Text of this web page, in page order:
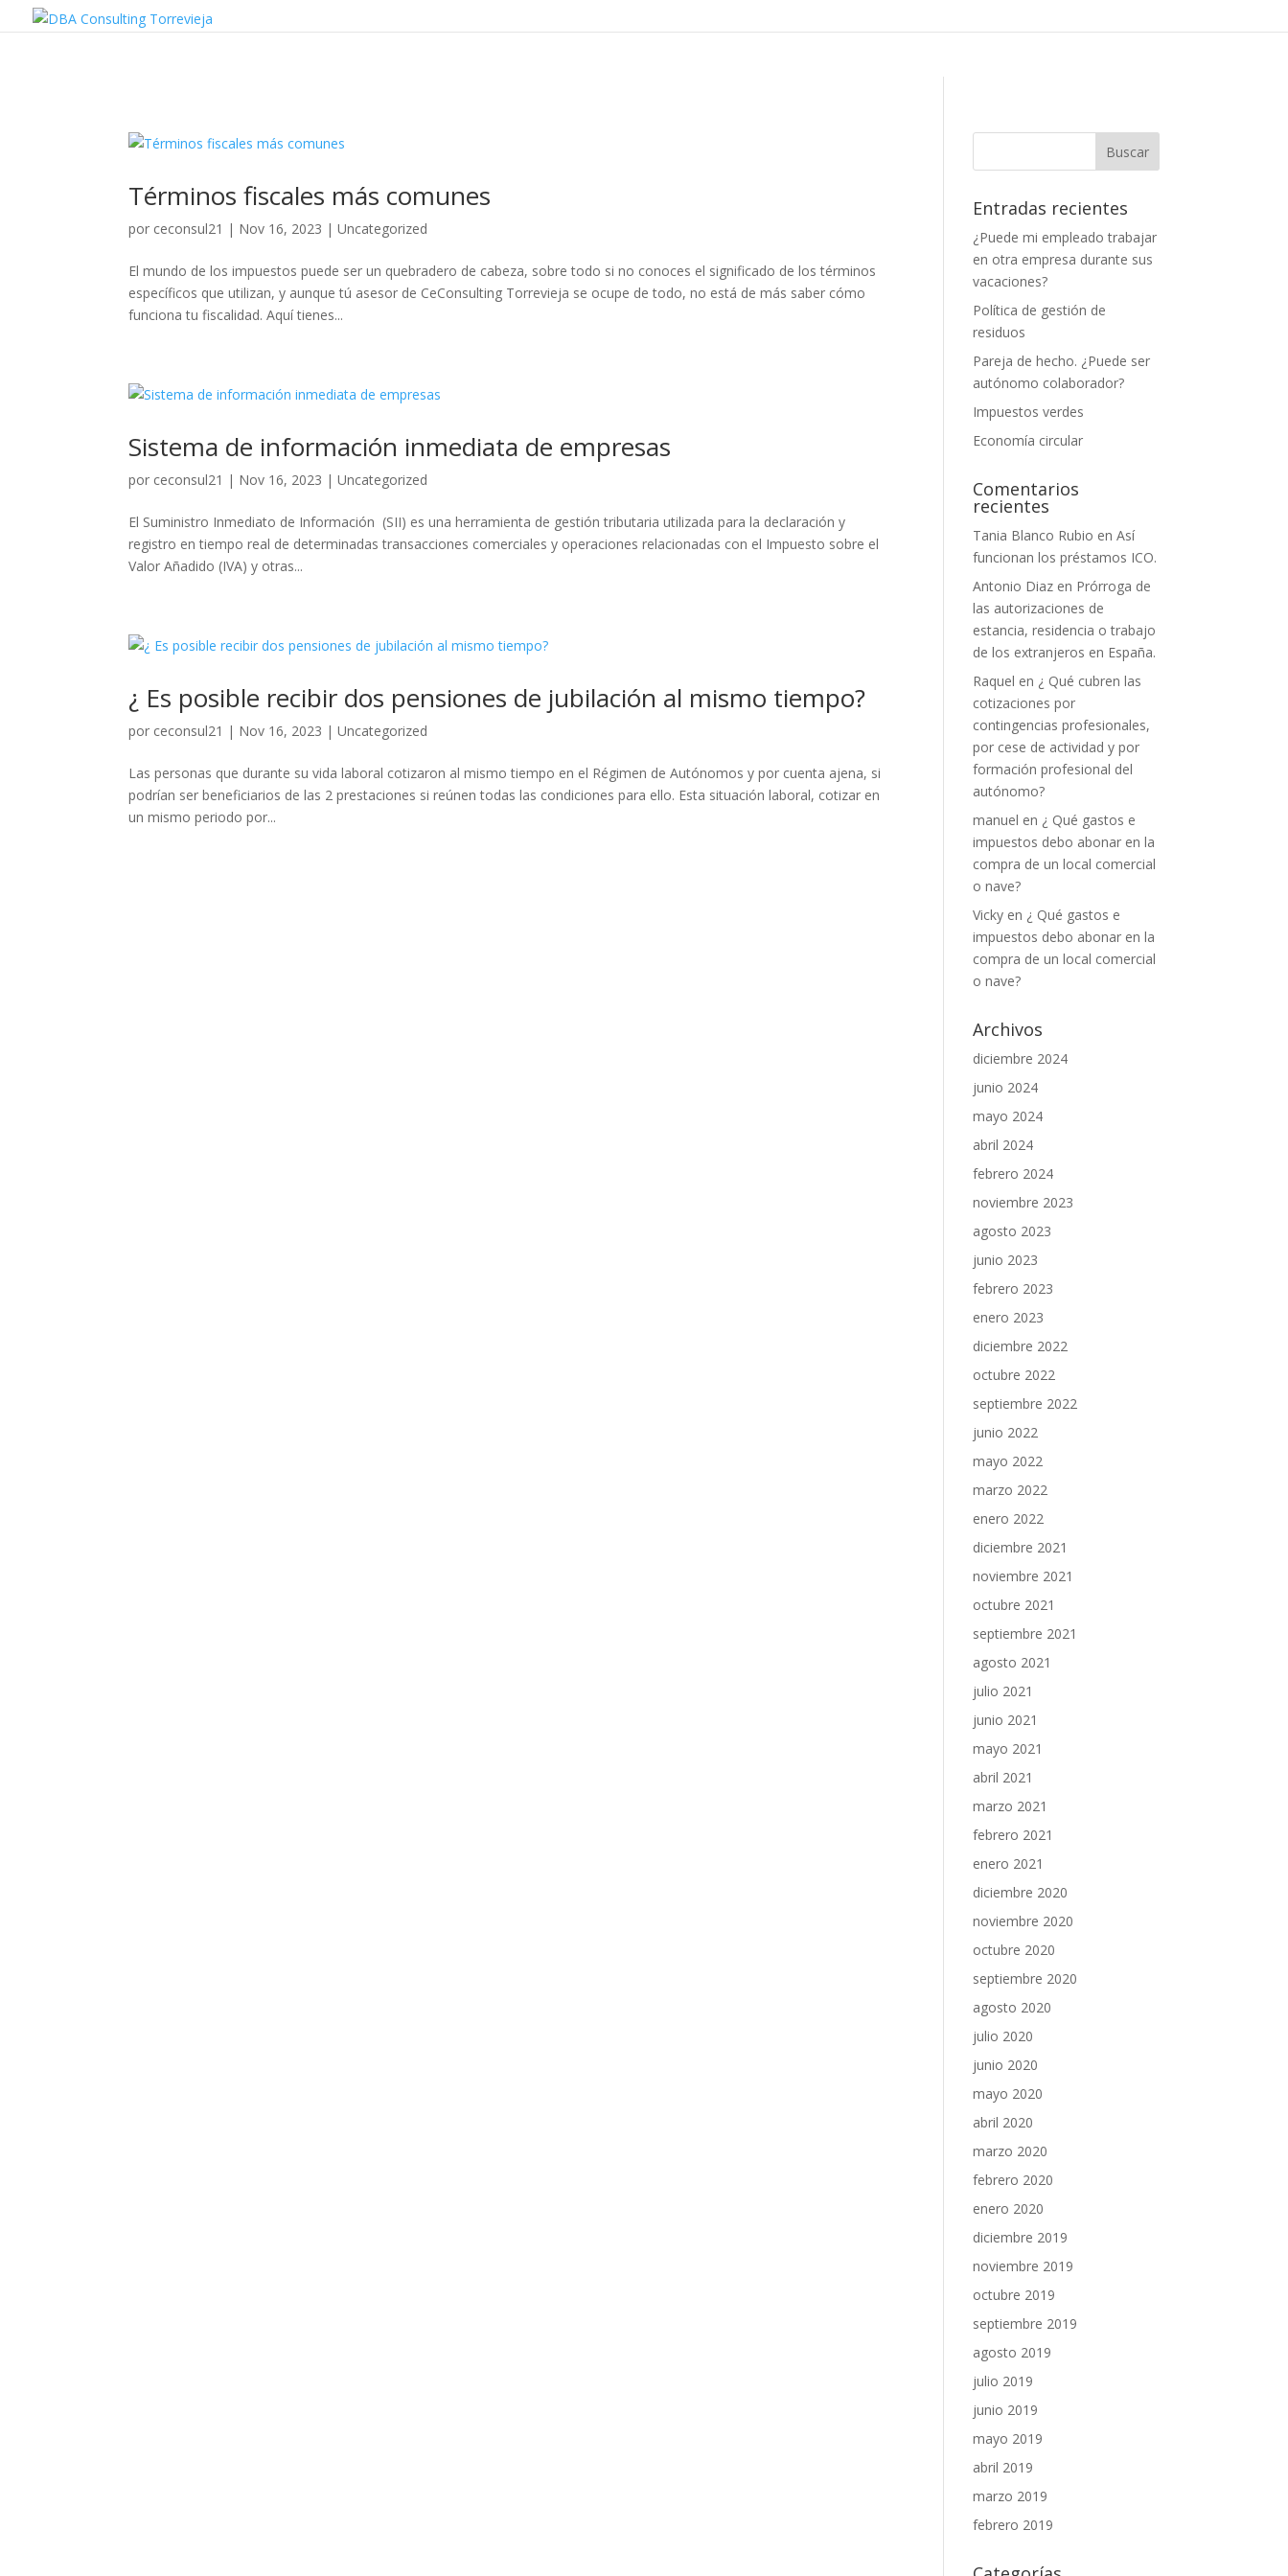
Términos fiscales más comunes
por ceconsul21 | Nov 16, 2023 |Uncategorized
El mundo de los impuestos puede ser un quebradero de cabeza, sobre todo si no conoces el significado de los términos
específicos que utilizan, y aunque tú asesor de CeConsulting Torrevieja se ocupe de todo, no está de más saber cómo
funciona tu fiscalidad. Aquí tienes...
Sistema de información inmediata de empresas
por ceconsul21 | Nov 16, 2023 |Uncategorized
El Suministro Inmediato de Información (SII) es una herramienta de gestión tributaria utilizada para la declaración y
registro en tiempo real de determinadas transacciones comerciales y operaciones relacionadas con el Impuesto sobre el
Valor Añadido (IVA) y otras...
¿ Es posible recibir dos pensiones de jubilación al mismo tiempo?
por ceconsul21 | Nov 16, 2023 |Uncategorized
Las personas que durante su vida laboral cotizaron al mismo tiempo en el Régimen de Autónomos y por cuenta ajena, si
podrían ser beneficiarios de las 2 prestaciones si reúnen todas las condiciones para ello. Esta situación laboral, cotizar en
un mismo periodo por...
Entradas recientes
¿Puede mi empleado trabajar
en otra empresa durante sus
vacaciones?
Política de gestión de
residuos
Pareja de hecho. ¿Puede ser
autónomo colaborador?
Impuestos verdes
Economía circular
Comentarios
recientes
Tania Blanco Rubio enAsí
funcionan los préstamos ICO.
Antonio Diaz en Prórroga de
las autorizaciones de
estancia, residencia o trabajo
de los extranjeros en España.
Raquel en ¿ Qué cubren las
cotizaciones por
contingencias profesionales,
por cese de actividad y por
formación profesional del
autónomo?
manuel en ¿ Qué gastos e
impuestos debo abonar en la
compra de un local comercial
o nave?
Vicky en ¿ Qué gastos e
impuestos debo abonar en la
compra de un local comercial
o nave?
Archivos
diciembre 2024
junio 2024
mayo 2024
abril 2024
febrero 2024
noviembre 2023
agosto 2023
junio 2023
febrero 2023
enero 2023
diciembre 2022
octubre 2022
septiembre 2022
junio 2022
mayo 2022
marzo 2022
enero 2022
diciembre 2021
noviembre 2021
octubre 2021
septiembre 2021
agosto 2021
julio 2021
junio 2021
mayo 2021
abril 2021
marzo 2021
febrero 2021
enero 2021
diciembre 2020
noviembre 2020
octubre 2020
septiembre 2020
agosto 2020
julio 2020
junio 2020
mayo 2020
abril 2020
marzo 2020
febrero 2020
enero 2020
diciembre 2019
noviembre 2019
octubre 2019
septiembre 2019
agosto 2019
julio 2019
junio 2019
mayo 2019
abril 2019
marzo 2019
febrero 2019